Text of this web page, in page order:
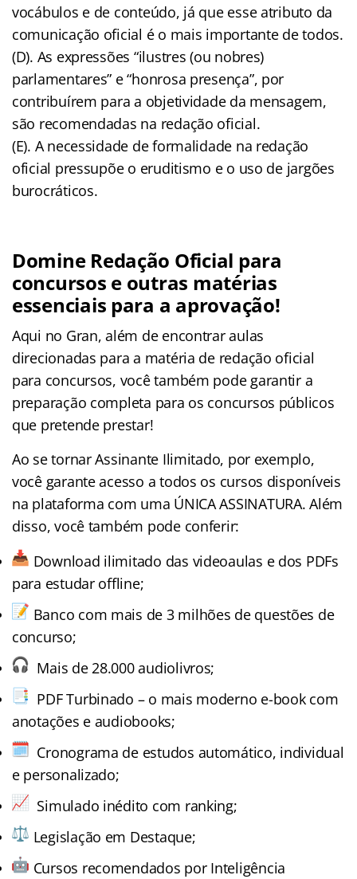
vocábulos e de conteúdo, já que esse atributo da
comunicação oficial é o mais importante de todos.
(D). As expressões “ilustres (ou nobres)
parlamentares” e “honrosa presença”, por
contribuírem para a objetividade da mensagem,
são recomendadas na redação oficial.
(E). A necessidade de formalidade na redação
oficial pressupõe o eruditismo e o uso de jargões
burocráticos.
Domine Redação Oficial para
concursos e outras matérias
essenciais para a aprovação!
Aqui no Gran, além de encontrar aulas
direcionadas para a matéria de redação oficial
para concursos, você também pode garantir a
preparação completa para os concursos públicos
que pretende prestar!
Ao se tornar Assinante Ilimitado, por exemplo,
você garante acesso a todos os cursos disponíveis
na plataforma com uma ÚNICA ASSINATURA. Além
disso, você também pode conferir:
Download ilimitado das videoaulas e dos PDFs
para estudar offline;
Banco com mais de 3 milhões de questões de
concurso;
Mais de 28.000 audiolivros;
PDF Turbinado – o mais moderno e-book com
anotações e audiobooks;
Cronograma de estudos automático, individual
e personalizado;
Simulado inédito com ranking;
Legislação em Destaque;
Cursos recomendados por Inteligência